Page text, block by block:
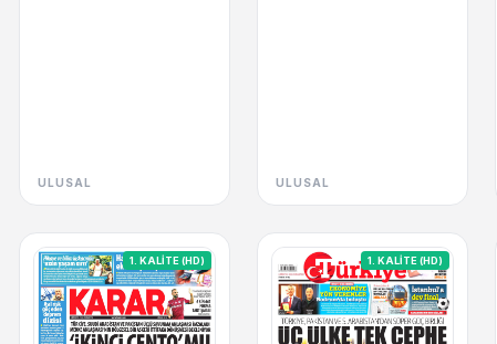
ULUSAL ULUSAL
1. KALİTE (HD) 1. KALİTE (HD)